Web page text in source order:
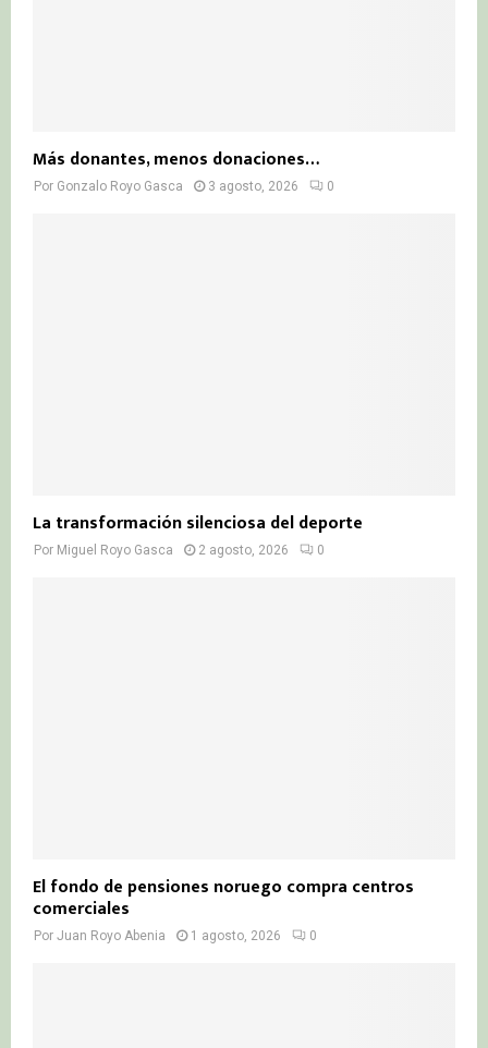
Más donantes, menos donaciones…
Por Gonzalo Royo Gasca 3 agosto, 2026 0
La transformación silenciosa del deporte
Por Miguel Royo Gasca 2 agosto, 2026 0
El fondo de pensiones noruego compra centros
comerciales
Por Juan Royo Abenia 1 agosto, 2026 0